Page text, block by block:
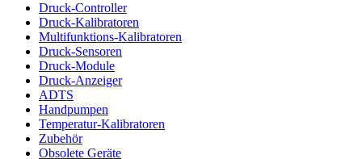
Druck-Controller
Druck-Kalibratoren
Multifunktions-Kalibratoren
Druck-Sensoren
Druck-Module
Druck-Anzeiger
ADTS
Handpumpen
Temperatur-Kalibratoren
Zubehör
Obsolete Geräte